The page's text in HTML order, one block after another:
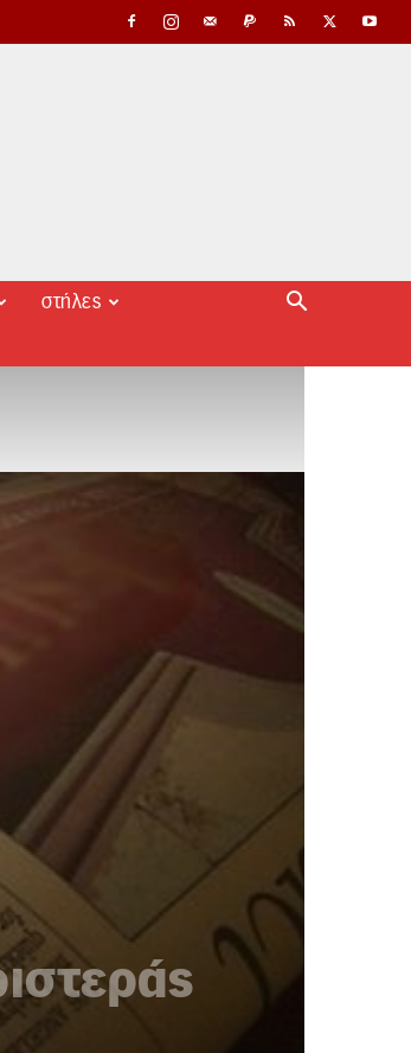
στήλες